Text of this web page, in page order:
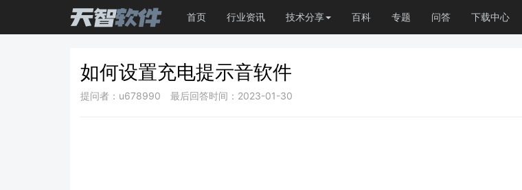
首页 行业资讯 技术分享 百科 专题 问答 下载中心
如何设置充电提示音软件
提问者：u678990 最后回答时间：2023-01-30